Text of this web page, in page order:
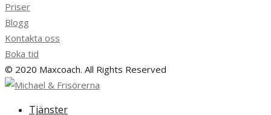
Priser
Blogg
Kontakta oss
Boka tid
© 2020 Maxcoach. All Rights Reserved
Tjänster